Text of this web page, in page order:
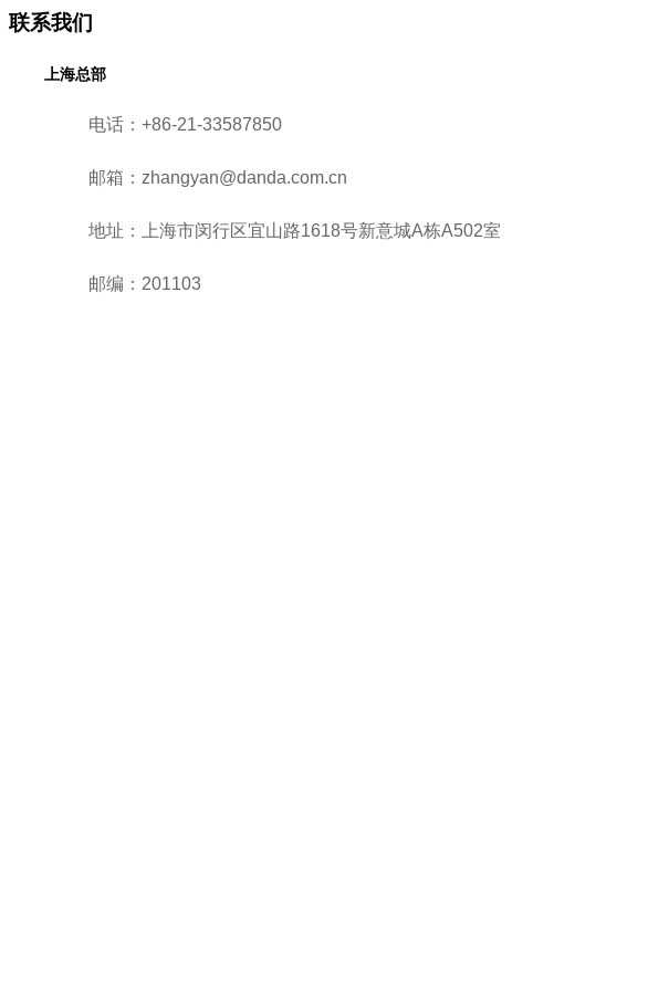
联系我们
上海总部
电话：+86-21-33587850
邮箱：zhangyan@danda.com.cn
地址：上海市闵行区宜山路1618号新意城A栋A502室
邮编：201103